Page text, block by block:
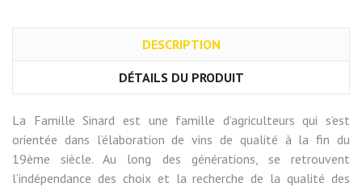
DESCRIPTION
DÉTAILS DU PRODUIT
La Famille Sinard est une famille d’agriculteurs qui s’est
orientée dans l’élaboration de vins de qualité à la fin du
19ème siècle. Au long des générations, se retrouvent
l’indépendance des choix et la recherche de la qualité des